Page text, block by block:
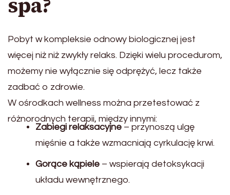
Pobyt w kompleksie odnowy biologicznej jest
więcej niż niż zwykły relaks. Dzięki wielu procedurom,
możemy nie wyłącznie się odprężyć, lecz także
zadbać o zdrowie.
W ośrodkach wellness można przetestować z
różnorodnych terapii, między innymi:
Zabiegi relaksacyjne – przynoszą ulgę
mięśnie a także wzmacniają cyrkulację krwi.
Gorące kąpiele – wspierają detoksykacji
układu wewnętrznego.